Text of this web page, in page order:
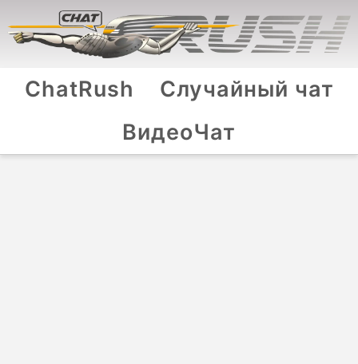
ChatRush
Случайный чат
ВидеоЧат